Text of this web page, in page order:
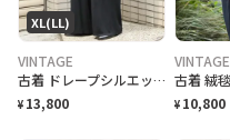
XL(LL)
VINTAGE
古着 ドレープシルエット イージーパンツ ワイドパンツ ブラック 黒
¥ 13,800
VINTAGE
¥ 10,800